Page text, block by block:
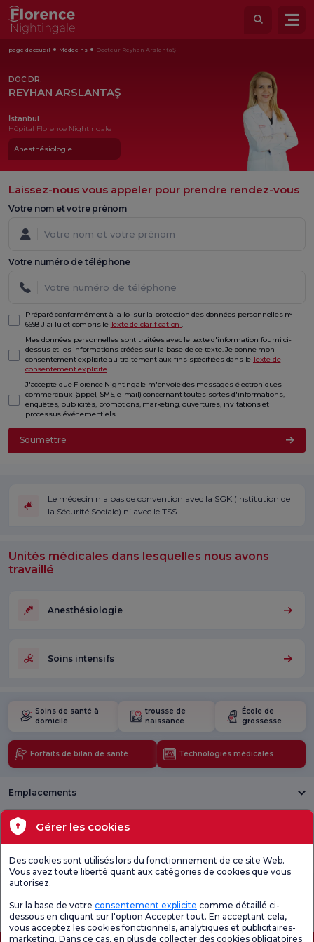
page d'accueil Médecins Docteur Reyhan ArslantaŞ
DOC.DR.
REYHAN ARSLANTAŞ
İstanbul
Hôpital Florence Nightingale
Anesthésiologie
Laissez-nous vous appeler pour prendre rendez-vous
Votre nom et votre prénom
Votre numéro de téléphone
Préparé conformément à la loi sur la protection des données personnelles n°
6698 J'ai lu et compris leTexte de clarification .
Mes données personnelles sont traitées avec le texte d'information fourni ci-
dessus et les informations créées sur la base de ce texte. Je donne mon
consentement explicite au traitement aux fins spécifiées dans leTexte de
consentement explicite.
J'accepte que Florence Nightingale m'envoie des messages électroniques
commerciaux (appel, SMS, e-mail) concernant toutes sortes d'informations,
enquêtes, publicités, promotions, marketing, ouvertures, invitations et
processus événementiels.
Soumettre
Le médecin n'a pas de convention avec la SGK (Institution de
la Sécurité Sociale) ni avec le TSS.
Unités médicales dans lesquelles nous avons
travaillé
Anesthésiologie
Soins intensifs
Soins de santé à
domicile
trousse de
naissance
École de
grossesse
Forfaits de bilan de santé Technologies médicales
Emplacements
Santé actuelle
Unités médicales
générale de
satisfaction
questionnaire de
satisfaction.
satisfaction sur
les promotions
Gérer les cookies
Des cookies sont utilisés lors du fonctionnement de ce site Web.
Vous avez toute liberté quant aux catégories de cookies que vous
autorisez.
Sur la base de votre consentement explicite comme détaillé ci-
dessous en cliquant sur l'option Accepter tout. En acceptant cela,
vous acceptez les cookies fonctionnels, analytiques et publicitaires-
marketing. Dans ce cas, en plus de collecter des cookies obligatoires